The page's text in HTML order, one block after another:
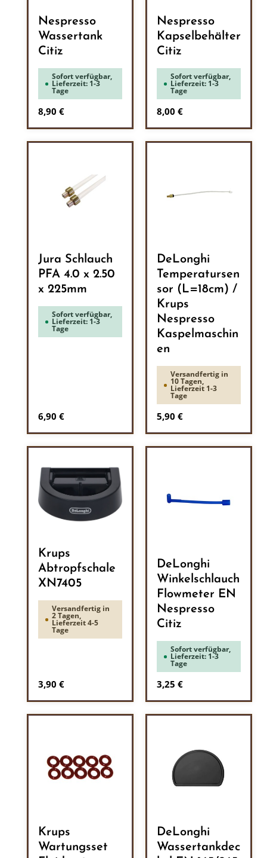
Nespresso
Wassertank
Citiz
Sofort verfügbar,
Lieferzeit: 1-3
Tage
Regulärer Preis:
8,90 €
Nespresso
Kapselbehälter
Citiz
Sofort verfügbar,
Lieferzeit: 1-3
Tage
Regulärer Preis:
8,00 €
Jura Schlauch
PFA 4.0 x 2.50
x 225mm
Sofort verfügbar,
Lieferzeit: 1-3
Tage
Regulärer Preis:
6,90 €
DeLonghi
Temperatursen
sor (L=18cm) /
Krups
Nespresso
Kaspelmaschin
en
Versandfertig in
10 Tagen,
Lieferzeit 1-3
Tage
Regulärer Preis:
5,90 €
Krups
Abtropfschale
XN7405
Versandfertig in
2 Tagen,
Lieferzeit 4-5
Tage
Regulärer Preis:
3,90 €
DeLonghi
Winkelschlauch
Flowmeter EN
Nespresso
Citiz
Sofort verfügbar,
Lieferzeit: 1-3
Tage
Regulärer Preis:
3,25 €
Krups
Wartungsset
DeLonghi
Wassertankdec